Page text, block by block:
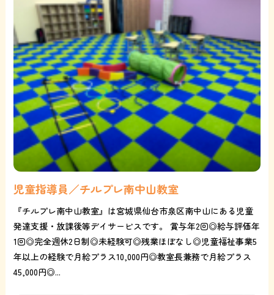
児童指導員／チルプレ南中山教室
『チルプレ南中山教室』は宮城県仙台市泉区南中山にある児童
発達支援・放課後等デイサービスです。 賞与年2回◎給与評価年
1回◎完全週休2日制◎未経験可◎残業ほぼなし◎児童福祉事業5
年以上の経験で月給プラス10,000円◎教室長兼務で月給プラス
45,000円◎...